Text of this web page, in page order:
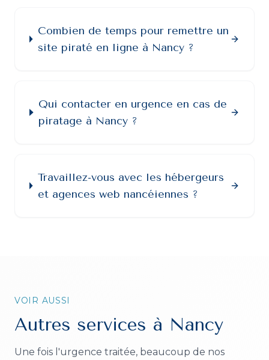
Combien de temps pour remettre un
site piraté en ligne à Nancy ?
Qui contacter en urgence en cas de
piratage à Nancy ?
Travaillez-vous avec les hébergeurs
et agences web nancéiennes ?
VOIR AUSSI
Autres services à Nancy
Une fois l'urgence traitée, beaucoup de nos